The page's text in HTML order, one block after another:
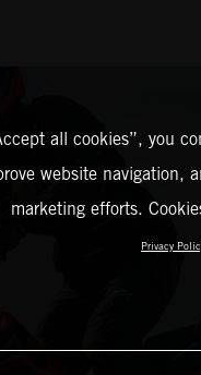
all cookies”, you
website navigation,
marketing efforts.
Privacy